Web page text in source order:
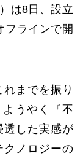
は8日、設立
フラインで開
までを振り
うやく『不
透した実感が
クノロジーの